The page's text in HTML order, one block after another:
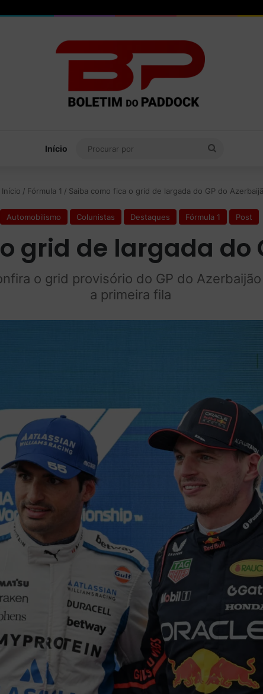
Início
Início / Fórmula 1 / Saiba como fica o grid de largada do GP do
Automobilismo Colunistas Destaques Fórmula 1 Post
grid de largada do
o grid provisório do GP do
a primeira fila